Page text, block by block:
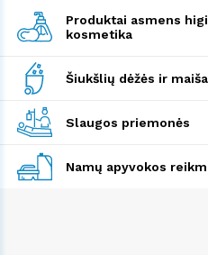
Produktai asmens
kosmetika
Šiukšlių dėžės ir
Slaugos priemonės
Namų apyvokos